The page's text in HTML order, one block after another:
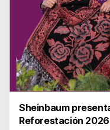
Sheinbaum
Reforestación 2026